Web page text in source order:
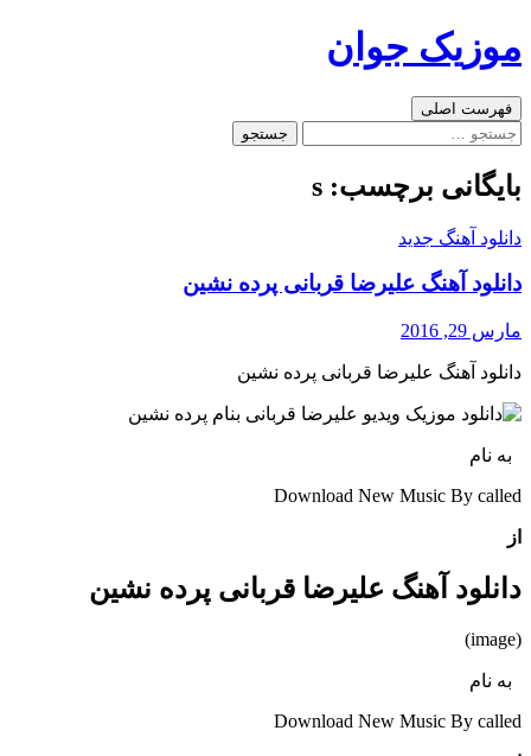
به
موزیک جوان
جست‌وجو
فهرست اصلی
جستجو
بایگانی برچسب: s
دانلود آهنگ جدید
دانلود آهنگ علیرضا قربانی پرده نشین
مارس 29, 2016
دانلود آهنگ علیرضا قربانی پرده نشین
به نام
Download New Music By called
از
دانلود آهنگ علیرضا قربانی پرده نشین
(image)
به نام
Download New Music By called